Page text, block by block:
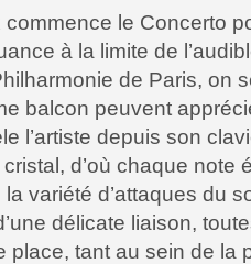
commence le Concerto
à la limite de
de Paris, on
balcon peuvent
l’artiste depuis son
d’où chaque note
variété d’attaques du
délicate liaison,
place, tant au sein de la